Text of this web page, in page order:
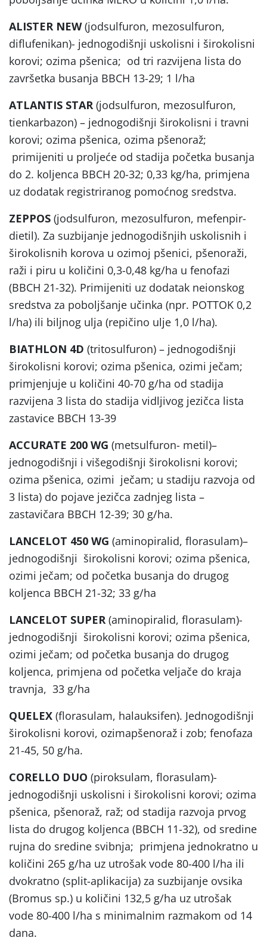
ALISTER NEW(jodsulfuron, mezosulfuron,
diflufenikan)- jednogodišnji uskolisni i širokolisni
korovi; ozima pšenica; od tri razvijena lista do
završetka busanja BBCH 13-29; 1 l/ha
ATLANTIS STAR (jodsulfuron, mezosulfuron,
tienkarbazon) – jednogodišnji širokolisni i travni
korovi; ozima pšenica, ozima pšenoraž;
primijeniti u proljeće od stadija početka busanja
do 2. koljenca BBCH 20-32; 0,33 kg/ha, primjena
uz dodatak registriranog pomoćnog sredstva.
ZEPPOS (jodsulfuron, mezosulfuron, mefenpir-
dietil). Za suzbijanje jednogodišnjih uskolisnih i
širokolisnih korova u ozimoj pšenici, pšenoraži,
raži i piru u količini 0,3-0,48 kg/ha u fenofazi
(BBCH 21-32). Primijeniti uz dodatak neionskog
sredstva za poboljšanje učinka (npr. POTTOK 0,2
l/ha) ili biljnog ulja (repičino ulje 1,0 l/ha).
BIATHLON 4D (tritosulfuron) – jednogodišnji
širokolisni korovi; ozima pšenica, ozimi ječam;
primjenjuje u količini 40-70 g/ha od stadija
razvijena 3 lista do stadija vidljivog jezičca lista
zastavice BBCH 13-39
ACCURATE 200 WG (metsulfuron- metil)–
jednogodišnji i višegodišnji širokolisni korovi;
ozima pšenica, ozimi ječam; u stadiju razvoja od
3 lista) do pojave jezičca zadnjeg lista –
zastavičara BBCH 12-39; 30 g/ha.
LANCELOT 450 WG (aminopiralid, florasulam)–
jednogodišnji širokolisni korovi; ozima pšenica,
ozimi ječam; od početka busanja do drugog
koljenca BBCH 21-32; 33 g/ha
LANCELOT SUPER (aminopiralid, florasulam)-
jednogodišnji širokolisni korovi; ozima pšenica,
ozimi ječam; od početka busanja do drugog
koljenca, primjena od početka veljače do kraja
travnja, 33 g/ha
QUELEX (florasulam, halauksifen). Jednogodišnji
širokolisni korovi, ozimapšenoraž i zob; fenofaza
21-45, 50 g/ha.
CORELLO DUO (piroksulam, florasulam)-
jednogodišnji uskolisni i širokolisni korovi; ozima
pšenica, pšenoraž, raž; od stadija razvoja prvog
lista do drugog koljenca (BBCH 11-32), od sredine
rujna do sredine svibnja; primjena jednokratno u
količini 265 g/ha uz utrošak vode 80-400 l/ha ili
dvokratno (split-aplikacija) za suzbijanje ovsika
(Bromus sp.) u količini 132,5 g/ha uz utrošak
vode 80-400 l/ha s minimalnim razmakom od 14
dana.